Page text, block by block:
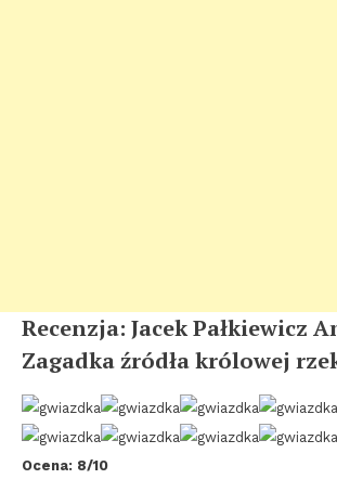
Recenzja: Jacek Pałkiewicz
Zagadka źródła królowej
Ocena: 8/10